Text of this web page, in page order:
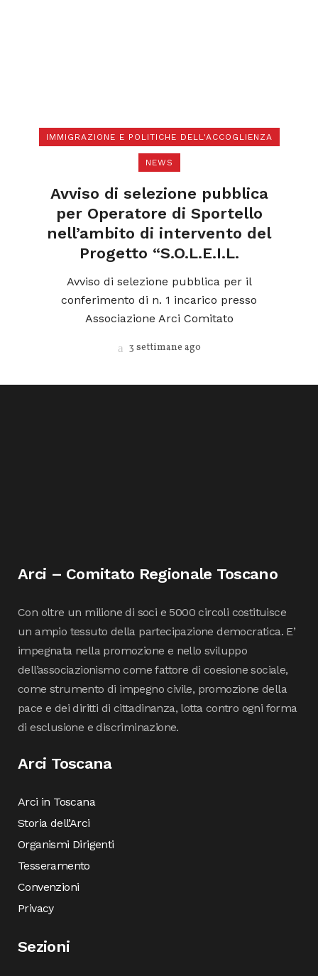
IMMIGRAZIONE E POLITICHE DELL'ACCOGLIENZA
NEWS
Avviso di selezione pubblica
per Operatore di Sportello
nell’ambito di intervento del
Progetto “S.O.L.E.I.L.
Avviso di selezione pubblica per il
conferimento di n. 1 incarico presso
Associazione Arci Comitato
3 settimane ago
Arci – Comitato Regionale Toscano
Con oltre un milione di soci e 5000 circoli costituisce
un ampio tessuto della partecipazione democratica. E’
impegnata nella promozione e nello sviluppo
dell’associazionismo come fattore di coesione sociale,
come strumento di impegno civile, promozione della
pace e dei diritti di cittadinanza, lotta contro ogni forma
di esclusione e discriminazione.
Arci Toscana
Arci in Toscana
Storia dell’Arci
Organismi Dirigenti
Tesseramento
Convenzioni
Privacy
Sezioni